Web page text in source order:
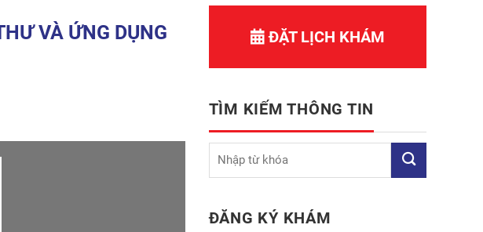
VÀ ỨNG DỤNG
ĐẶT LỊCH KHÁM
TÌM KIẾM THÔNG TIN
ĐĂNG KÝ KHÁM